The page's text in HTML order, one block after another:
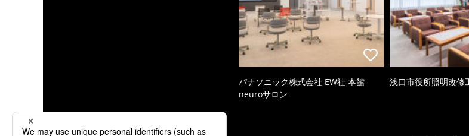
パナソニック株式会社 EW社 本館
neuroサロン
浅口市役所照明改修